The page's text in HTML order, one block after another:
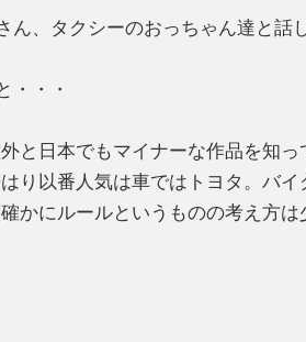
ん、タクシーのおっちゃん達と話
・・・
と日本でもマイナーな作品を知っ
り以番人気は車ではトヨタ。バイ
かにルールというものの考え方